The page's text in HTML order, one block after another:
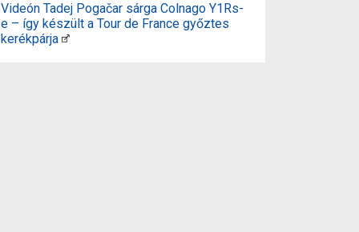
Videón Tadej Pogačar sárga Colnago Y1Rs-
e – így készült a Tour de France győztes
kerékpárja